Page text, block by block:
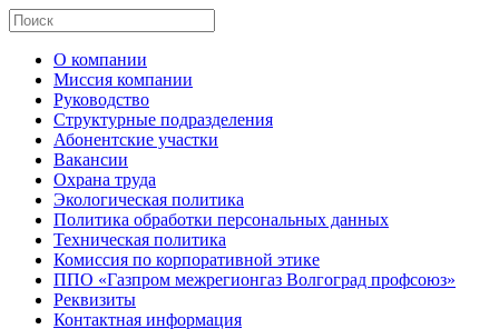
О компании
Миссия компании
Руководство
Структурные подразделения
Абонентские участки
Вакансии
Охрана труда
Экологическая политика
Политика обработки персональных данных
Техническая политика
Комиссия по корпоративной этике
ППО «Газпром межрегионгаз Волгоград профсоюз»
Реквизиты
Контактная информация